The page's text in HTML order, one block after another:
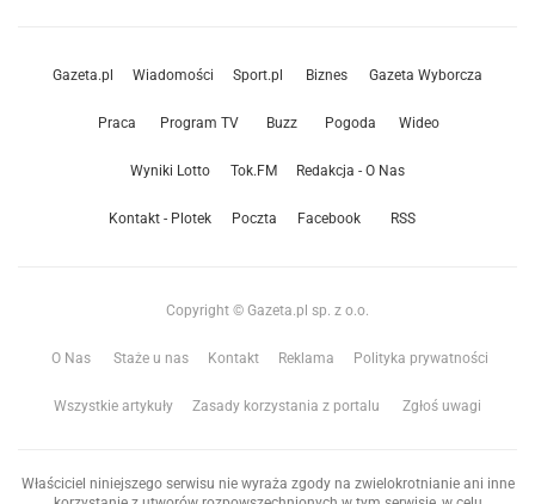
Gazeta.pl Wiadomości Sport.pl Biznes Gazeta Wyborcza
Praca Program TV Buzz Pogoda Wideo
Wyniki Lotto Tok.FM Redakcja - O Nas
Kontakt - Plotek Poczta Facebook RSS
Copyright © Gazeta.pl sp. z o.o.
O Nas Staże u nas Kontakt Reklama Polityka prywatności
Wszystkie artykuły Zasady korzystania z portalu Zgłoś uwagi
Właściciel niniejszego serwisu nie wyraża zgody na zwielokrotnianie ani inne